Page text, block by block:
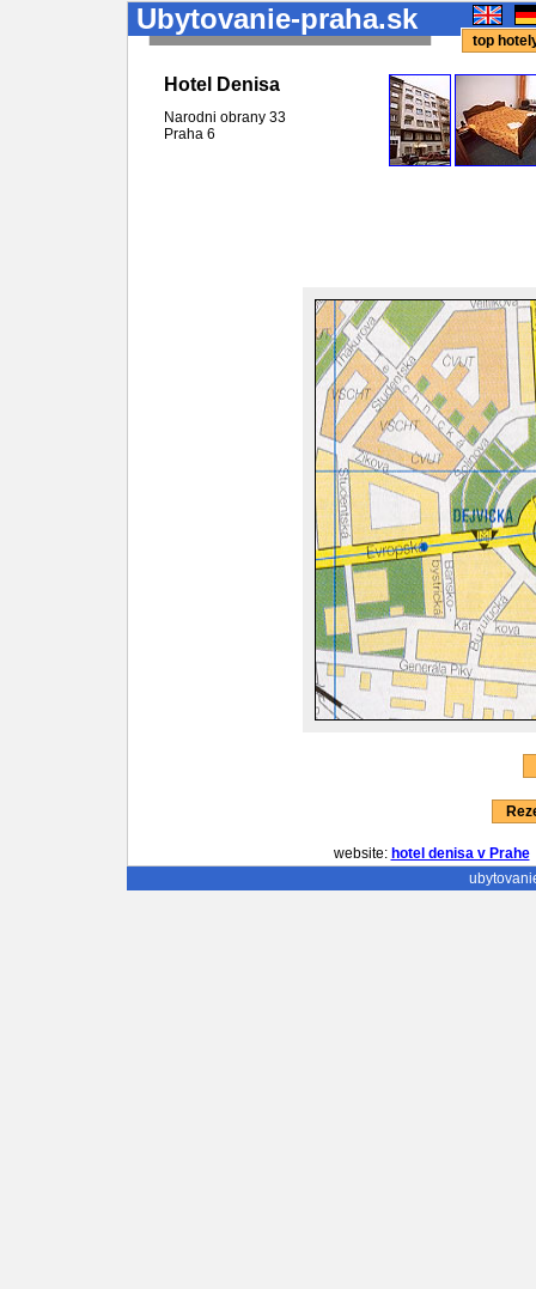
Ubytovanie-praha.sk
top
Hotel Denisa
Narodni obrany 33
Praha 6
website: hotel denisa v Prahe